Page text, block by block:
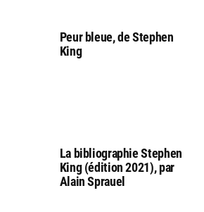
Peur bleue, de Stephen
King
La bibliographie Stephen
King (édition 2021), par
Alain Sprauel